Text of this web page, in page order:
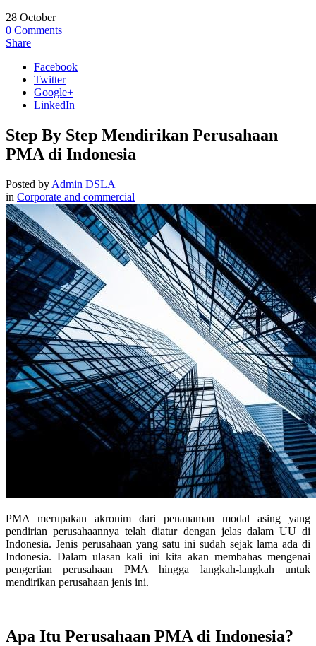
28 October
0 Comments
Share
Facebook
Twitter
Google+
LinkedIn
Step By Step Mendirikan Perusahaan
PMA di Indonesia
Posted by Admin DSLA
in Corporate and commercial
PMA merupakan akronim dari penanaman modal asing yang
pendirian perusahaannya telah diatur dengan jelas dalam UU di
Indonesia. Jenis perusahaan yang satu ini sudah sejak lama ada di
Indonesia. Dalam ulasan kali ini kita akan membahas mengenai
pengertian perusahaan PMA hingga langkah-langkah untuk
mendirikan perusahaan jenis ini.
Apa Itu Perusahaan PMA di Indonesia?